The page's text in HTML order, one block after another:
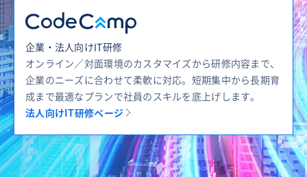
企業・法人向けIT研修
オンライン／対面環境のカスタマイズから研修内容まで、
企業のニーズに合わせて柔軟に対応。短期集中から長期育
成まで最適なプランで社員のスキルを底上げします。
法人向けIT研修ページ